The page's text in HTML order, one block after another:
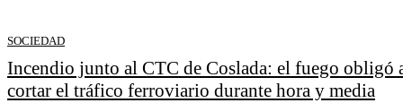
SOCIEDAD
Incendio junto al CTC de Coslada: el fuego obligó
cortar el tráfico ferroviario durante hora y media